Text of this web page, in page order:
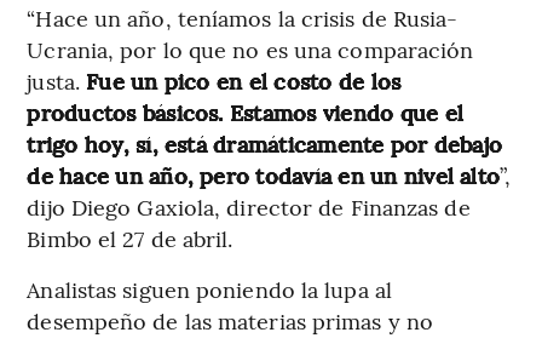
“Hace un año, teníamos la crisis de Rusia-
Ucrania, por lo que no es una comparación
justa. Fue un pico en el costo de los
productos básicos. Estamos viendo que el
trigo hoy, sí, está dramáticamente por debajo
de hace un año, pero todavía en un nivel alto”,
dijo Diego Gaxiola, director de Finanzas de
Bimbo el 27 de abril.
Analistas siguen poniendo la lupa al
desempeño de las materias primas y no